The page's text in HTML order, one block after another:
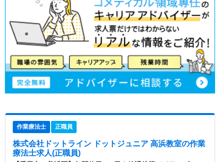
作業療法士 正職員
株式会社ドットライン ドットジュニア 高浜教室の作業
療法士求人(正職員)